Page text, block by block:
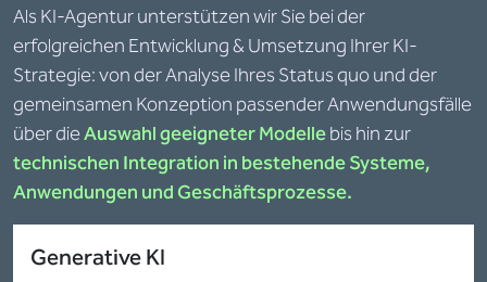
Als KI-Agentur unterstützen wir Sie bei der
erfolgreichen Entwicklung & Umsetzung Ihrer KI-
Strategie: von der Analyse Ihres Status quo und der
gemeinsamen Konzeption passender Anwendungsfälle
über dieAuswahl geeigneter Modellebis hin zur
technischen Integration in bestehende Systeme,
Anwendungen und Geschäftsprozesse.
Generative KI